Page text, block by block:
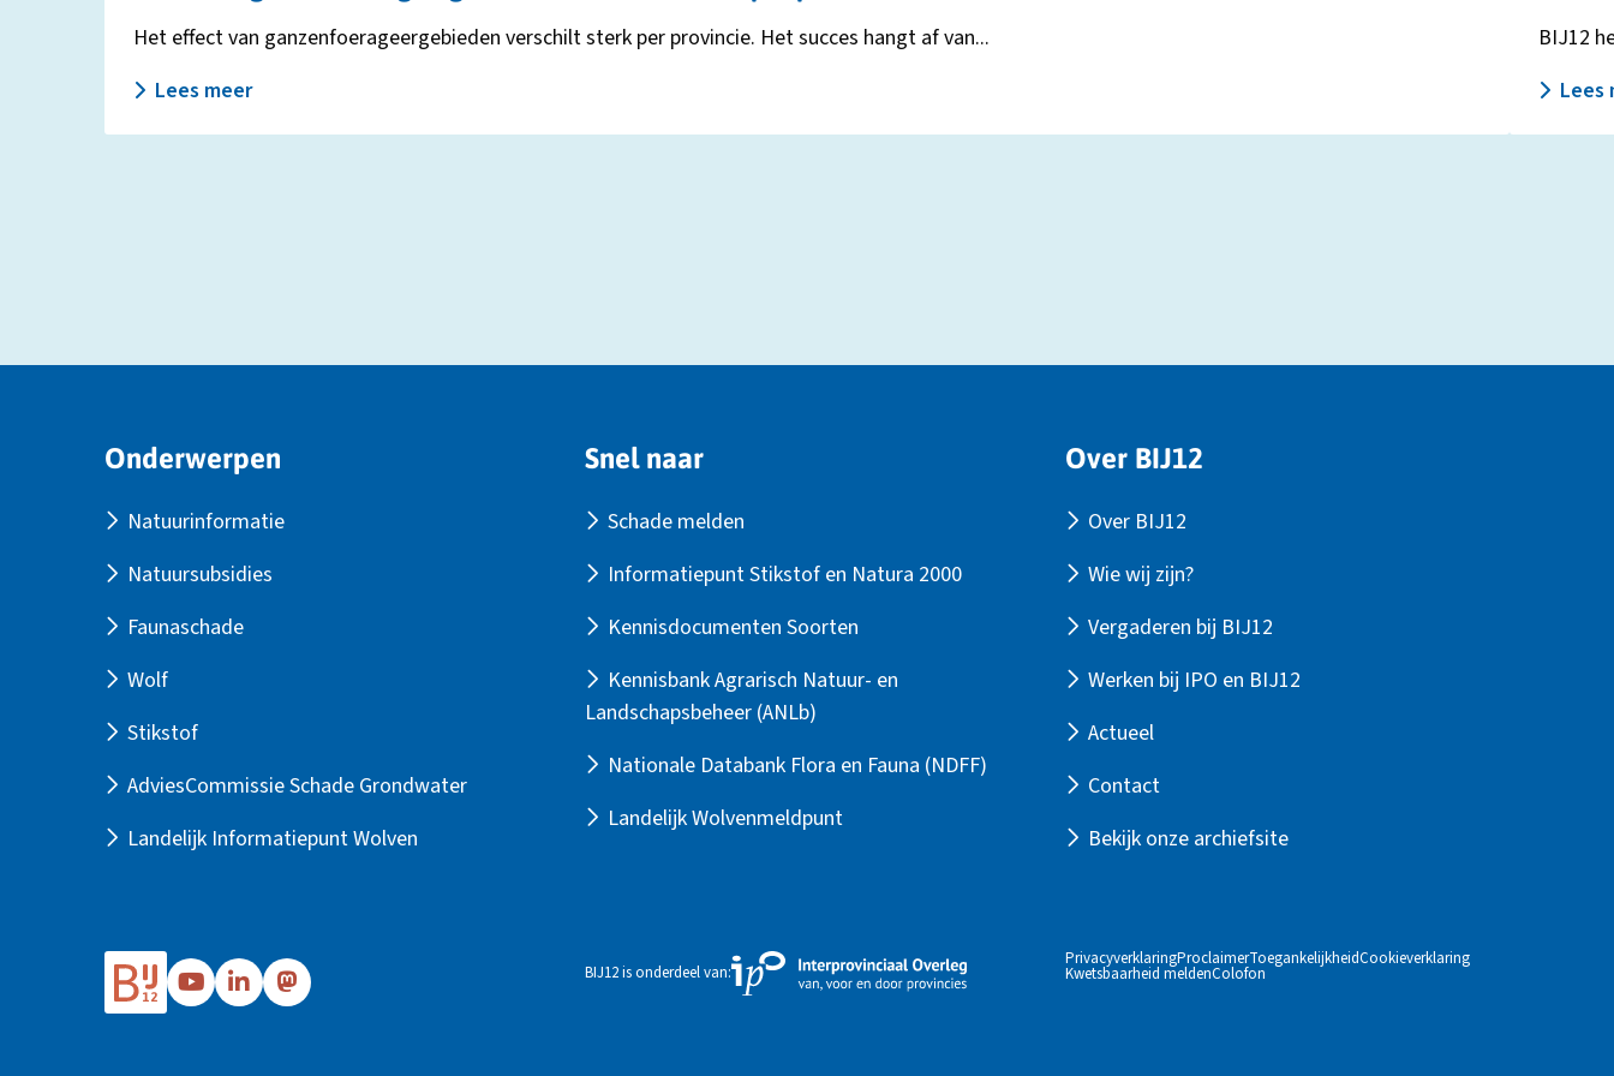
Het effect van ganzenfoerageergebieden verschilt sterk per provincie. Het succes hangt af van...
Lees meer
BIJ12
Lees
Onderwerpen
Natuurinformatie
Natuursubsidies
Faunaschade
Wolf
Stikstof
AdviesCommissie Schade Grondwater
Landelijk Informatiepunt Wolven
Snel naar
Schade melden
Informatiepunt Stikstof en Natura 2000
Kennisdocumenten Soorten
Kennisbank Agrarisch Natuur- en
Landschapsbeheer (ANLb)
Nationale Databank Flora en Fauna (NDFF)
Landelijk Wolvenmeldpunt
Over BIJ12
Over BIJ12
Wie wij zijn?
Vergaderen bij BIJ12
Werken bij IPO en BIJ12
Actueel
Contact
Bekijk onze archiefsite
Ga
naar
Ga
naar
Ga
naar
BIJ12 is onderdeel van:
Externe
link
PrivacyverklaringProclaimerToegankelijkheidCookieverklaring
Kwetsbaarheid meldenColofon